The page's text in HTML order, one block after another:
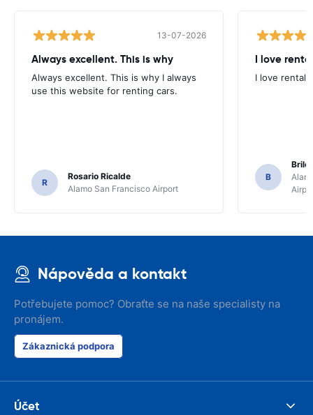
13-07-2026
Always excellent. This is why
Always excellent. This is why I always
use this website for renting cars.
R
Rosario Ricalde
Alamo San Francisco Airport
I love
I love rental
B
Nápověda a kontakt
Potřebujete pomoc? Obraťte se na naše specialisty na
pronájem.
Zákaznická podpora
Účet